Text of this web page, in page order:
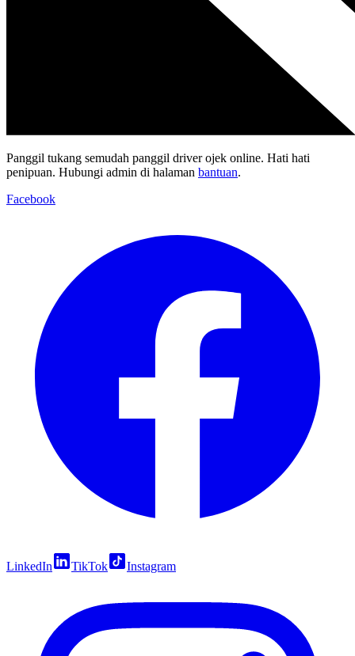
Panggil tukang semudah panggil driver ojek online. Hati hati
penipuan. Hubungi admin di halaman bantuan.
Facebook
LinkedIn TikTok Instagram